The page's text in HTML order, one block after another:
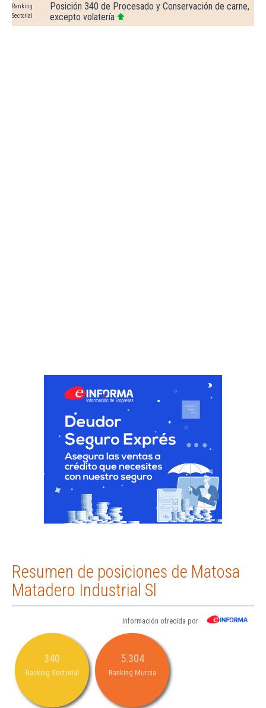
Ranking
Sectorial
Posición 340 de Procesado y Conservación de carne,
excepto volatería
Resumen de posiciones de Matosa
Matadero Industrial Sl
Información ofrecida por
340
Ranking Sectorial
5.304
Ranking Murcia